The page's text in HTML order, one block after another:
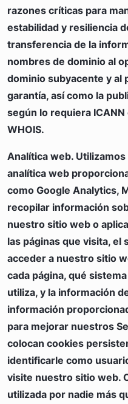
razones críticas para
estabilidad y resiliencia
transferencia de la
nombres de dominio al
dominio subyacente y al
garantía, así como la
según lo requiera
WHOIS.
Analítica web.
analítica web
como Google Analytics,
recopilar información
nuestro sitio web o
las páginas que visita, el
acceder a nuestro sitio
cada página, qué
utiliza, y la información
información
para mejorar nuestros
colocan cookies
identificarle como
visite nuestro sitio web.
utilizada por nadie más